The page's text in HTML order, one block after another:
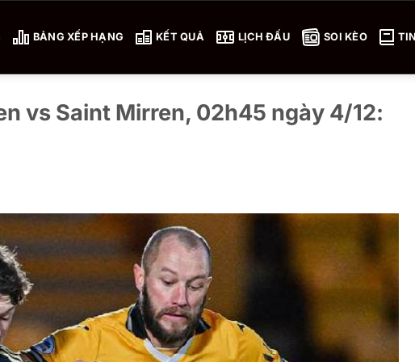
BẢNG XẾP HẠNG KẾT QUẢ LỊCH ĐẤU SOI KÈO
vs Saint Mirren, 02h45 ngày 4/12: